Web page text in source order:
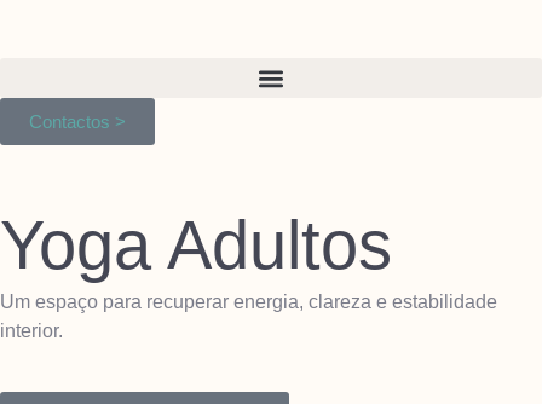
Contactos >
Yoga Adultos
Um espaço para recuperar energia, clareza e estabilidade
interior.